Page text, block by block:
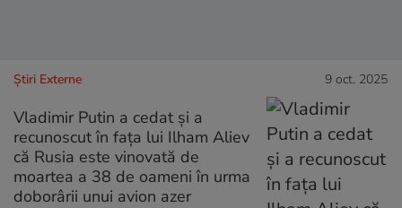
Știri Externe 9 oct. 2025
Vladimir Putin a cedat și a
recunoscut în fața lui Ilham Aliev
că Rusia este vinovată de
moartea a 38 de oameni în urma
doborârii unui avion azer